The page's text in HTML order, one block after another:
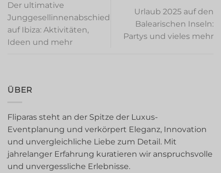
Der ultimative
Junggesellinnenabschied
auf Ibiza: Aktivitäten,
Ideen und mehr
Urlaub 2025 auf den
Balearischen Inseln:
Partys und vieles mehr
ÜBER
Fliparas steht an der Spitze der Luxus-
Eventplanung und verkörpert Eleganz, Innovation
und unvergleichliche Liebe zum Detail. Mit
jahrelanger Erfahrung kuratieren wir anspruchsvolle
und unvergessliche Erlebnisse.